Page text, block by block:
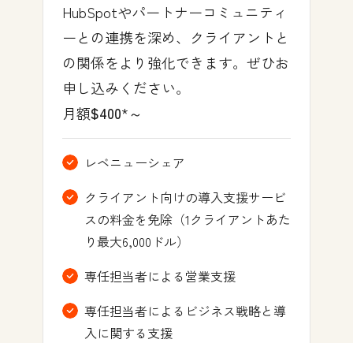
HubSpotやパートナーコミュニティ
ーとの連携を深め、クライアントと
の関係をより強化できます。ぜひお
申し込みください。
月額$400*～
レベニューシェア
クライアント向けの導入支援サービ
スの料金を免除（1クライアントあた
り最大6,000ドル）
専任担当者による営業支援
専任担当者によるビジネス戦略と導
入に関する支援